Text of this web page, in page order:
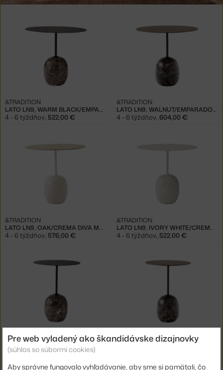
LATO LN9, WARM BLACK/EMPARADOR MARBLE
&TRADITION
4 - 6 týždňov 522,00 €
LATO LN9, WALNUT/EMPARADOR MARBLE
&TRADITION
4 - 6 týždňov 604,00 €
LATO LN9, OAK/CREMA DIVA MARBLE
&TRADITION
4 - 6 týždňov 576,00 €
LATO LN9, IVORY WHITE/CREMA DIVA MARBLE
&TRADITION
4 - 6 týždňov 522,00 €
&TRADITION
4 - 6 týždňov,522,00 €
&TRADITION
Pre web vyladený ako škandidávske dizajnovky
(súhlas so súbormi cookies)
Aby správne fungovalo vyhľadávanie, aby sme si pamätali, čo